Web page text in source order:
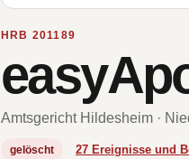
HRB 201189
Amtsgericht Hildesheim ·
gelöscht 27 Ereignisse und